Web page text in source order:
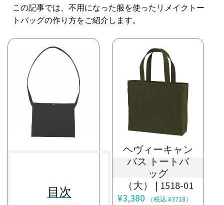
この記事では、不用になった服を使ったリメイクトー
トバッグの作り方をご紹介します。
目次
ヘヴィーキャン
バス トートバ
ッグ
（大） | 1518-01
¥3,380 （税込 ¥3718）